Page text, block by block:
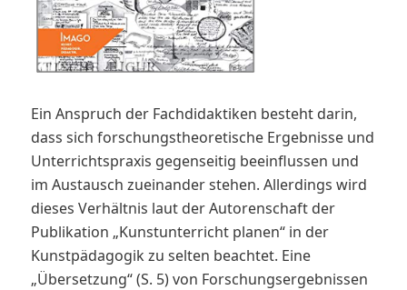
Ein Anspruch der Fachdidaktiken besteht darin,
dass sich forschungstheoretische Ergebnisse und
Unterrichtspraxis gegenseitig beeinflussen und
im Austausch zueinander stehen. Allerdings wird
dieses Verhältnis laut der Autorenschaft der
Publikation „Kunstunterricht planen“ in der
Kunstpädagogik zu selten beachtet. Eine
„Übersetzung“ (S. 5) von Forschungsergebnissen